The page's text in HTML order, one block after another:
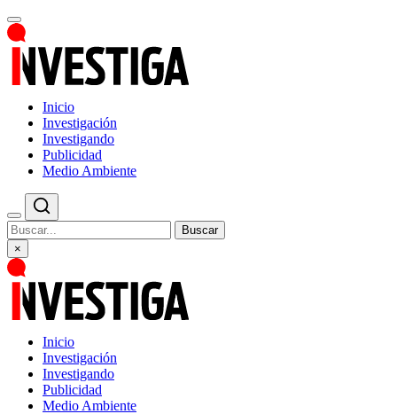
Inicio
Investigación
Investigando
Publicidad
Medio Ambiente
Buscar
×
Inicio
Investigación
Investigando
Publicidad
Medio Ambiente